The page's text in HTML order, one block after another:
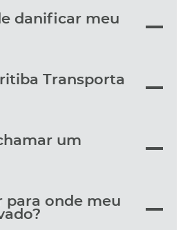
danificar meu
Transporta
um
para onde meu